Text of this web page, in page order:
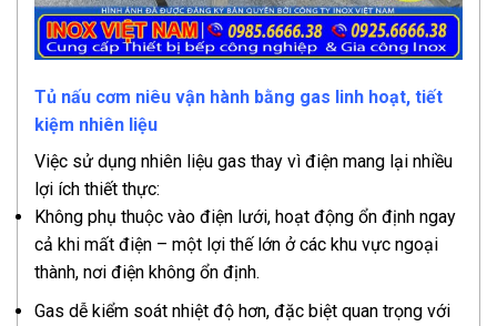
Tủ nấu cơm niêu vận hành bằng gas linh hoạt, tiết
kiệm nhiên liệu
Việc sử dụng nhiên liệu gas thay vì điện mang lại nhiều
lợi ích thiết thực:
Không phụ thuộc vào điện lưới, hoạt động ổn định ngay
cả khi mất điện – một lợi thế lớn ở các khu vực ngoại
thành, nơi điện không ổn định.
Gas dễ kiểm soát nhiệt độ hơn, đặc biệt quan trọng với